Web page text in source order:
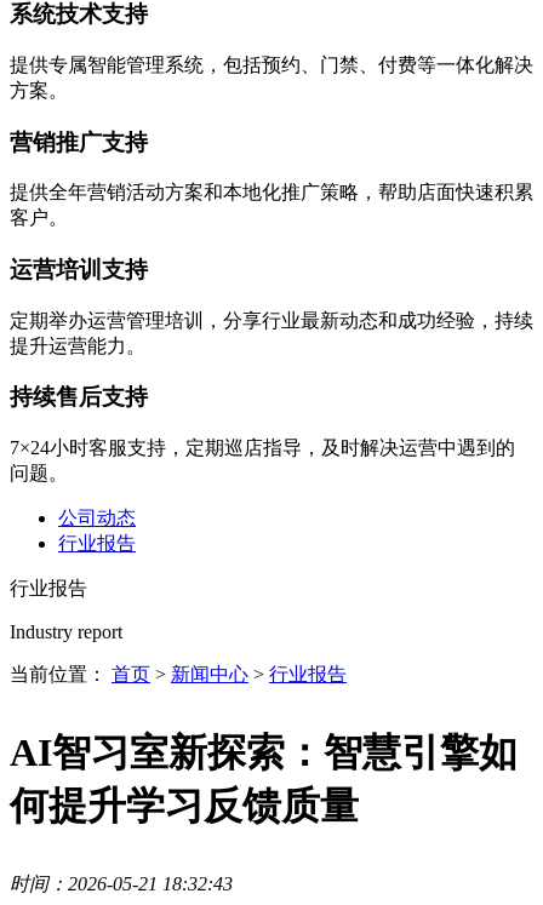
系统技术支持
提供专属智能管理系统，包括预约、门禁、付费等一体化解决
方案。
营销推广支持
提供全年营销活动方案和本地化推广策略，帮助店面快速积累
客户。
运营培训支持
定期举办运营管理培训，分享行业最新动态和成功经验，持续
提升运营能力。
持续售后支持
7×24小时客服支持，定期巡店指导，及时解决运营中遇到的
问题。
公司动态
行业报告
行业报告
Industry report
当前位置： 首页 > 新闻中心 > 行业报告
AI智习室新探索：智慧引擎如
何提升学习反馈质量
时间：2026-05-21 18:32:43